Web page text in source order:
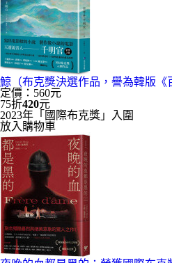
鯨（布克獎決選作品，譽為韓版《
定價：560元
75折420元
2023年「國際布克獎」入圍
放入購物車